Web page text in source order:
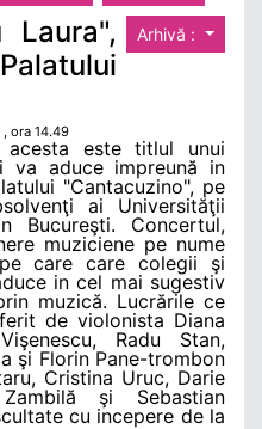
Arhivă :
Laura",
ora 14.49
acesta este titlul unui
va aduce impreună in
"Cantacuzino", pe
ai Universităţii
Bucureşti. Concertul,
muziciene pe nume
care care colegii şi
in cel mai sugestiv
muzică. Lucrările ce
de violonista Diana
Radu Stan,
şi Florin Pane-trombon
Cristina Uruc, Darie
şi Sebastian
cu incepere de la